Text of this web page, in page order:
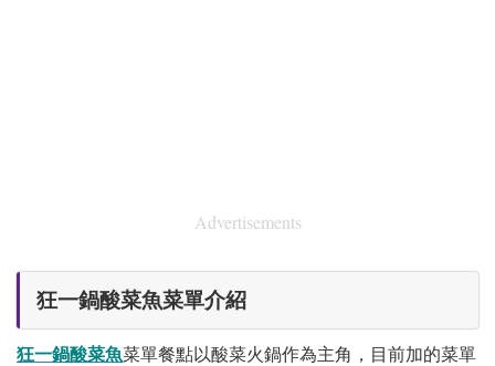
Advertisements
狂一鍋酸菜魚菜單介紹
狂一鍋酸菜魚菜單餐點以酸菜火鍋作為主角，目前加的菜單